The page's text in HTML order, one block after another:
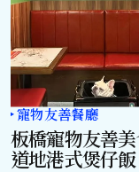
寵物友善餐廳
板橋寵物友善
道地港式煲仔飯